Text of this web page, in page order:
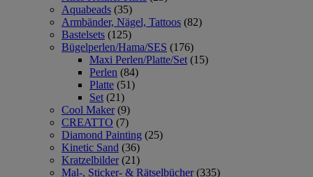
Aquabeads (35)
Armbänder, Nägel, Tattoos (82)
Bastelsets (125)
Bügelperlen/Hama/SES (176)
Maxi Perlen/Platte/Set (15)
Perlen (84)
Platte (51)
Set (21)
Cool Maker (9)
CREATTO (7)
Diamond Painting (25)
Kinetic Sand (36)
Kratzelbilder (21)
Mal-, Sticker- & Rätselbücher (335)